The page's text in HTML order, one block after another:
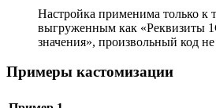
Настройка применима только к
выгруженным как «Реквизиты
значения», произвольный код
Примеры кастомизации